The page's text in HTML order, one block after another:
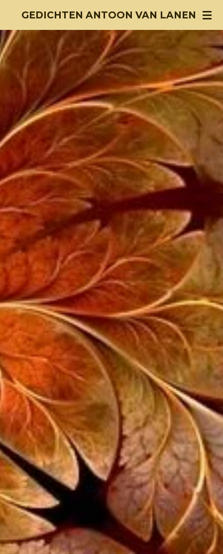
direct
naar
de
hoofdinhoud
GEDICHTEN ANTOON VAN LANEN